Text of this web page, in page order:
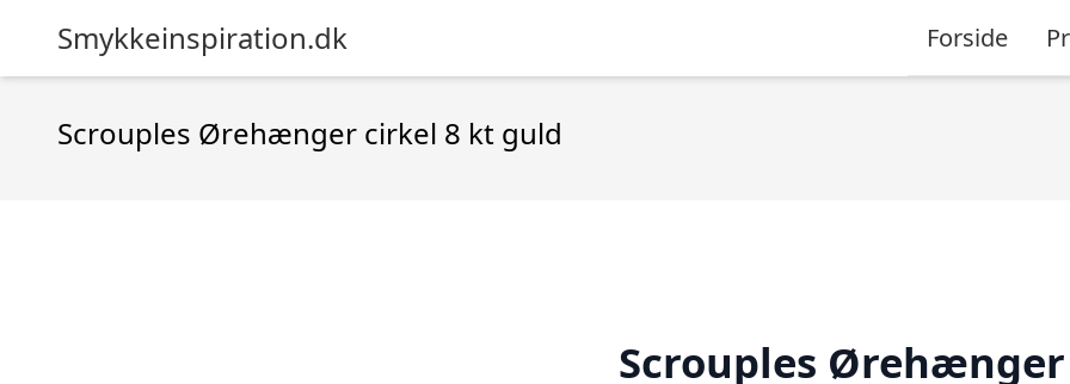
Smykkeinspiration.dk Forside
Scrouples Ørehænger cirkel 8 kt guld
Scrouples Ørehænger